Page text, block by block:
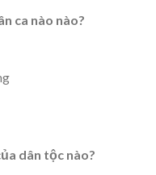
ca nào nào?
dân tộc nào?